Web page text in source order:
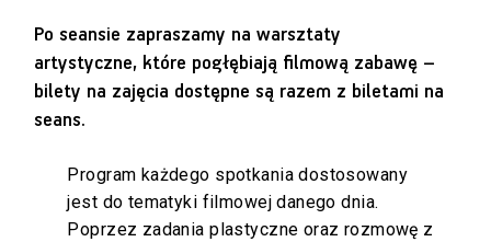
Po seansie zapraszamy na warsztaty
artystyczne, które pogłębiają filmową zabawę –
bilety na zajęcia dostępne są razem z biletami na
seans.
Program każdego spotkania dostosowany
jest do tematyki filmowej danego dnia.
Poprzez zadania plastyczne oraz rozmowę z